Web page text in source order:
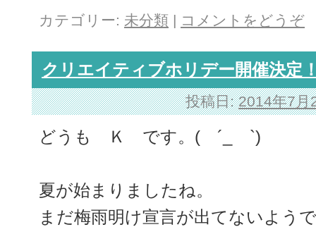
カテゴリー: 未分類 | コメントをどうぞ
クリエイティブホリデー開催決定
投稿日: 2014年7月
どうも Ｋ です。( ´_ゝ`)
夏が始まりましたね。
まだ梅雨明け宣言が出てないよう